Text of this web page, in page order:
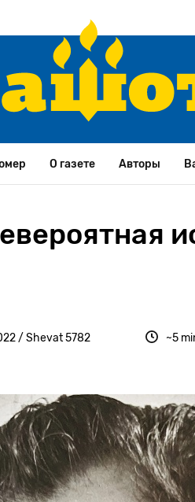
О газете Авторы
/ Shevat 5782 ~5